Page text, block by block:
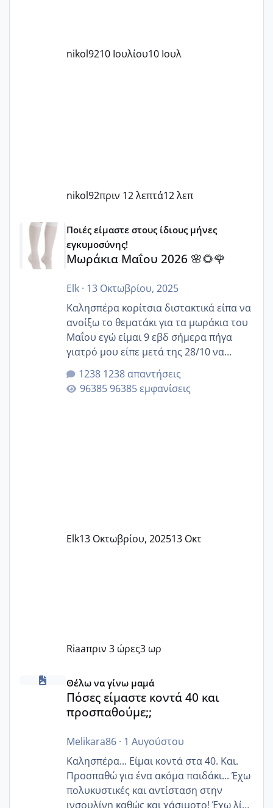
nikol9210 Ιουλίου10 Ιουλ
nikol92πριν 12 λεπτά12 λεπ
Μωράκια Μαΐου 2026 🌸🌻🌹
Ποιές είμαστε στους ίδιους μήνες
εγκυμοσύνης!
Μωράκια Μαΐου 2026 🌸🌻🌹
Elk· 13 Οκτωβρίου, 2025
Καλησπέρα κορίτσια διστακτικά είπα να
ανοίξω το θεματάκι για τα μωράκια του
Μαΐου εγώ είμαι 9 εβδ σήμερα πήγα
γιατρό μου είπε μετά της 28/10 να
κλείσω ραντεβού για την αυχενική είναι
καμιά άλλη κοπέλα να γεννάει Μάιο ;;
1238 απαντήσεις
96385 εμφανίσεις
Elk13 Οκτωβρίου, 202513 Οκτ
Riaaπριν 3 ώρες3 ωρ
Πόσες είμαστε κοντά 40 και προσπαθούμε;;
Θέλω να γίνω μαμά
Πόσες είμαστε κοντά 40 και
προσπαθούμε;;
Melikara86· 1 Αυγούστου
Καλησπέρα... Είμαι κοντά στα 40. Και.
Προσπαθώ για ένα ακόμα παιδάκι... Έχω
πολυκυστικές και αντίσταση στην
ινσουλίνη καθώς και χάσιμοτο! Έχω λίγα